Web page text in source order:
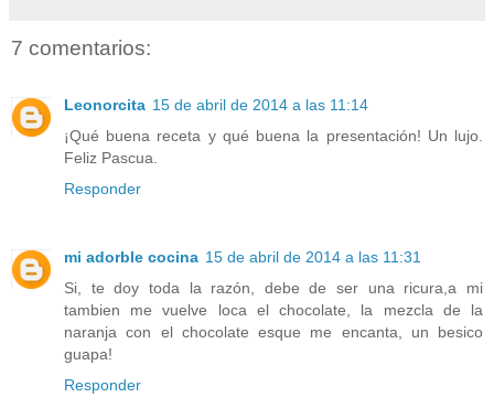
7 comentarios:
Leonorcita 15 de abril de 2014 a las 11:14
¡Qué buena receta y qué buena la presentación! Un lujo.
Feliz Pascua.
Responder
mi adorble cocina 15 de abril de 2014 a las 11:31
Si, te doy toda la razón, debe de ser una ricura,a mi
tambien me vuelve loca el chocolate, la mezcla de la
naranja con el chocolate esque me encanta, un besico
guapa!
Responder